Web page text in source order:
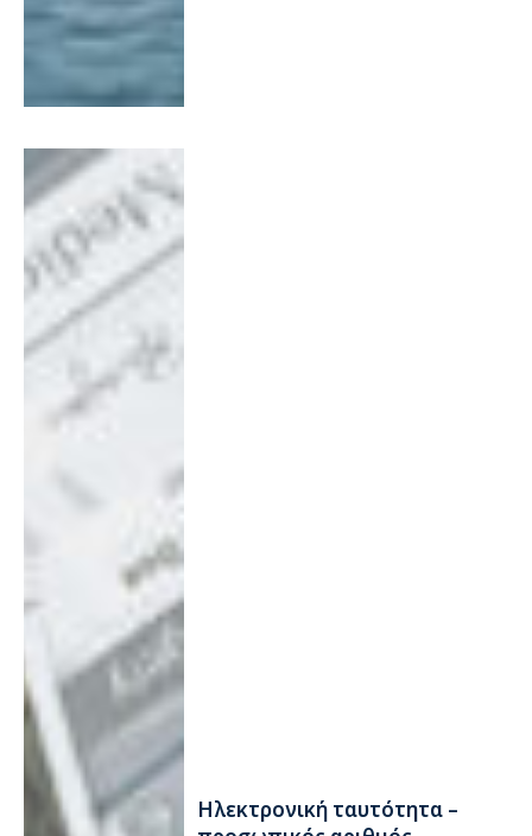
Ηλεκτρονική ταυτότητα –